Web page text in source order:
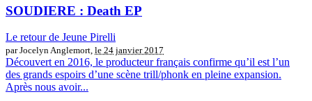
SOUDIERE : Death EP
Le retour de Jeune Pirelli
par Jocelyn Anglemort, le 24 janvier 2017
Découvert en 2016, le producteur français confirme qu’il est l’un
des grands espoirs d’une scène trill/phonk en pleine expansion.
Après nous avoir...